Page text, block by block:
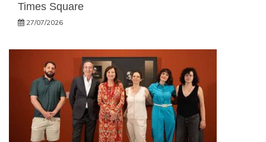
Times Square
27/07/2026